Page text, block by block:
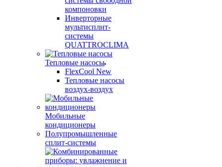
компоновки
Инверторные
мультисплит-
системы
QUATTROCLIMA
Тепловые насосы
FlexCool New
Тепловые насосы
воздух-воздух
Мобильные
кондиционеры
Полупромышленные
сплит-системы